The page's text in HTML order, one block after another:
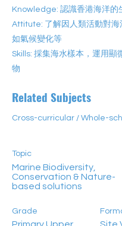
Knowledge: 認識香港海洋的
Attitute: 了解因人類活動對海
如氣候變化等
Skills: 採集海水樣本，運用顯
物
Related Subjects
Cross-curricular / Whole-
Topic
Marine Biodiversity,
Conservation & Nature-
based solutions
Grade